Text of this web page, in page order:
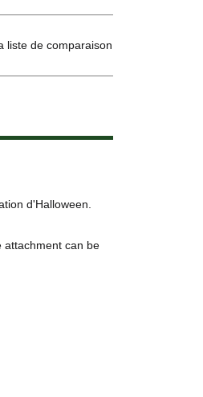
liste de comparaison
d'Halloween.
attachment can be